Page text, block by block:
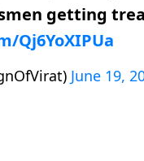
getting
Qj6YoXIPUa
June 19,